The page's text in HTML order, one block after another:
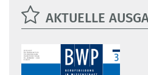
AKTUELLE